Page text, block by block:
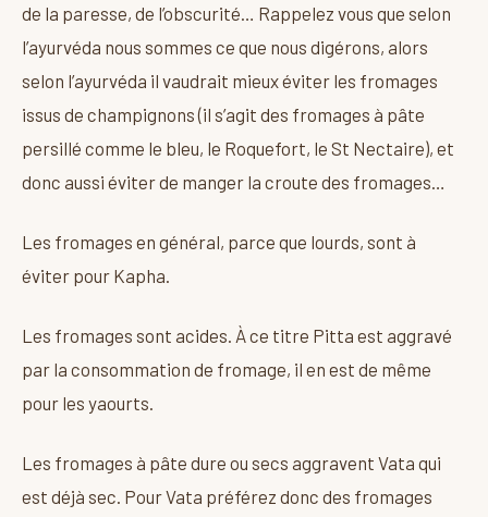
de la paresse, de l’obscurité… Rappelez vous que selon
l’ayurvéda nous sommes ce que nous digérons, alors
selon l’ayurvéda il vaudrait mieux éviter les fromages
issus de champignons (il s’agit des fromages à pâte
persillé comme le bleu, le Roquefort, le St Nectaire), et
donc aussi éviter de manger la croute des fromages…
Les fromages en général, parce que lourds, sont à
éviter pour Kapha.
Les fromages sont acides. À ce titre Pitta est aggravé
par la consommation de fromage, il en est de même
pour les yaourts.
Les fromages à pâte dure ou secs aggravent Vata qui
est déjà sec. Pour Vata préférez donc des fromages